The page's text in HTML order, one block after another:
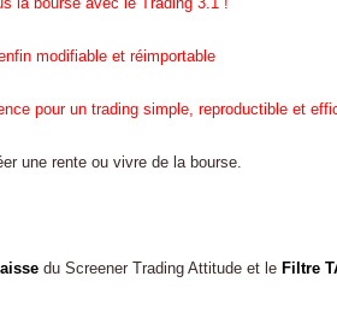
modifiable et réimportable
pour un trading simple, reproductible et
une rente ou vivre de la bourse.
du Screener Trading Attitude et le Filtre